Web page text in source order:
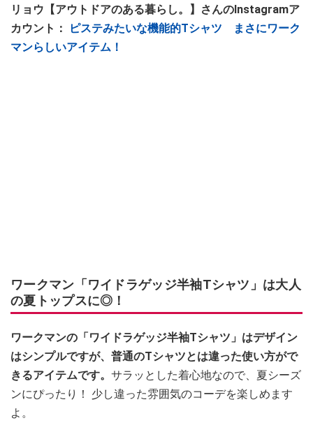
リョウ【アウトドアのある暮らし。】さんのInstagramア
カウント：
ピステみたいな機能的Tシャツ まさにワーク
マンらしいアイテム！
ワークマン「ワイドラゲッジ半袖Tシャツ」は大人
の夏トップスに◎！
ワークマンの「ワイドラゲッジ半袖Tシャツ」はデザイン
はシンプルですが、普通のTシャツとは違った使い方がで
きるアイテムです。 サラッとした着心地なので、夏シーズ
ンにぴったり！ 少し違った雰囲気のコーデを楽しめます
よ。